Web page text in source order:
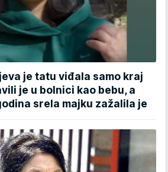
je tatu viđala samo kraj
je u bolnici kao bebu, a
srela majku zažalila je